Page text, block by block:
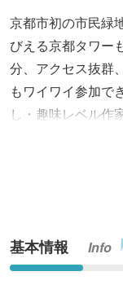
京都市初の市民緑
びえる京都タワー
分、アクセス抜群
もワイワイ参加
し・趣味レベル作
基本情報 Info